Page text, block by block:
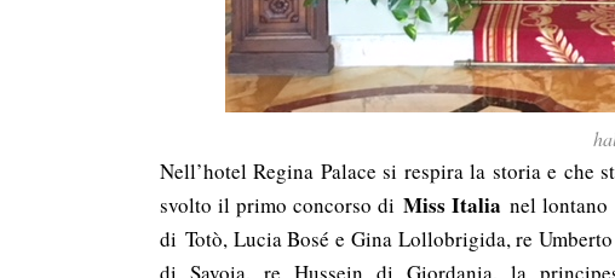
Nell’hotel Regina Palace si respira la storia e che
svolto il primo concorso di Miss Italia nel
di Totò, Lucia Bosé e Gina Lollobrigida, re
di Savoia, re Hussein di Giordania, la